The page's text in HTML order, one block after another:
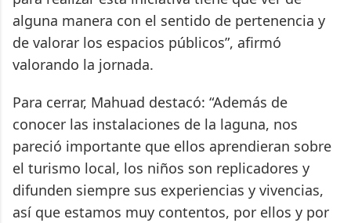
alguna manera con el sentido de pertenencia y
de valorar los espacios públicos”, afirmó
valorando la jornada.
Para cerrar, Mahuad destacó: “Además de
conocer las instalaciones de la laguna, nos
pareció importante que ellos aprendieran sobre
el turismo local, los niños son replicadores y
difunden siempre sus experiencias y vivencias,
así que estamos muy contentos, por ellos y por